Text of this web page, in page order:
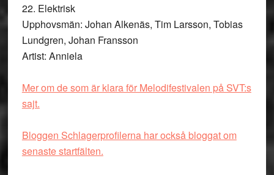
22. Elektrisk
Upphovsmän: Johan Alkenäs, Tim Larsson, Tobias
Lundgren, Johan Fransson
Artist: Anniela
Mer om de som är klara för Melodifestivalen på SVT:s
sajt.
Bloggen Schlagerprofilerna har också bloggat om
senaste startfälten.